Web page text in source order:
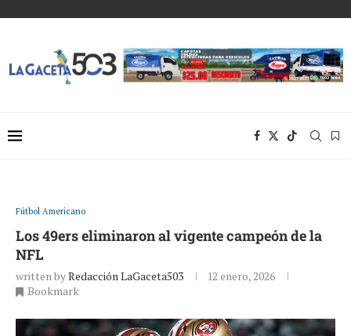
Fútbol Americano
Los 49ers eliminaron al vigente campeón de la
NFL
written byRedacción LaGaceta503
12 enero, 2026
Bookmark